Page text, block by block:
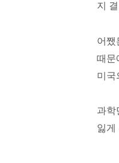
지
어쨌
때문
미국
과학
잃게